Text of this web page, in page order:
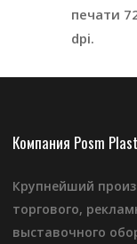
печати
dpi.
Компания Posm Plast
Крупнейший
торгового,
выставочного